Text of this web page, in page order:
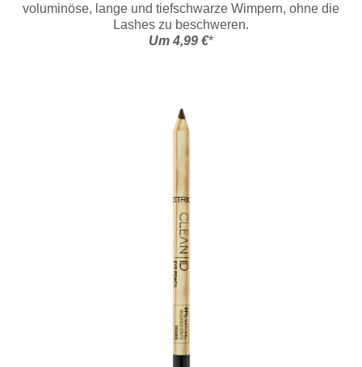
voluminöse, lange und tiefschwarze Wimpern, ohne die
Lashes zu beschweren.
Um 4,99 €*